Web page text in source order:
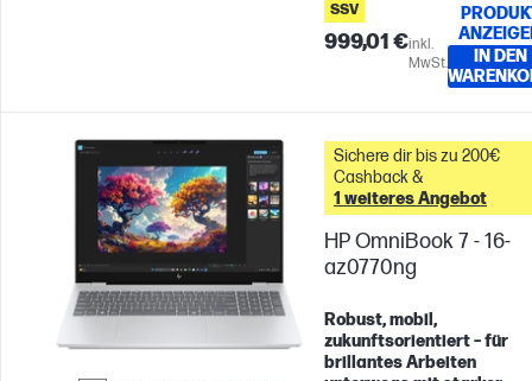
SSV
999,01 €inkl.
MwSt.
IN DEN
Sichere dir bis zu 200€
Cashback &
1 weiteres Angebot
HP OmniBook 7 - 16-
az0770ng
Robust, mobil,
zukunftsorientiert – für
brillantes Arbeiten